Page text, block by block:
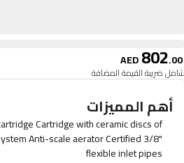
AED802.00
شامل ضريبة القيمة المضافة
أهم المميزات
Cartridge with ceramic discs of
Anti-scale aerator Certified 3/8"
flexible inlet pipes